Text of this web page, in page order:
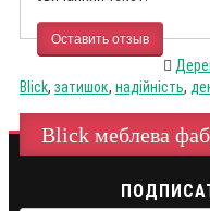
Оставить отзыв
Blick, затишок, надійність,
Blick меблева